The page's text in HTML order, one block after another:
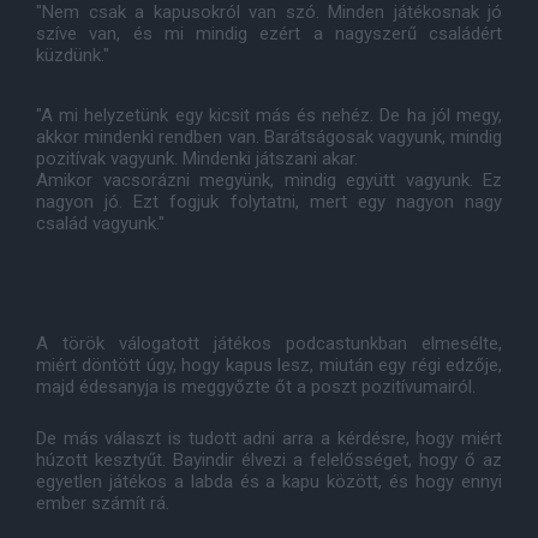
"Nem csak a kapusokról van szó. Minden játékosnak jó
szíve van, és mi mindig ezért a nagyszerű családért
küzdünk."
"A mi helyzetünk egy kicsit más és nehéz. De ha jól megy,
akkor mindenki rendben van. Barátságosak vagyunk, mindig
pozitívak vagyunk. Mindenki játszani akar.
Amikor vacsorázni megyünk, mindig együtt vagyunk. Ez
nagyon jó. Ezt fogjuk folytatni, mert egy nagyon nagy
család vagyunk."
A török válogatott játékos podcastunkban elmesélte,
miért döntött úgy, hogy kapus lesz, miután egy régi edzője,
majd édesanyja is meggyőzte őt a poszt pozitívumairól.
De más választ is tudott adni arra a kérdésre, hogy miért
húzott kesztyűt. Bayindir élvezi a felelősséget, hogy ő az
egyetlen játékos a labda és a kapu között, és hogy ennyi
ember számít rá.